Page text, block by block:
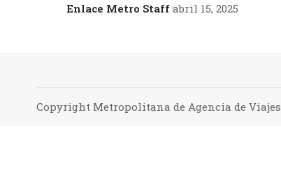
Enlace Metro Staff abril 15, 2025
Copyright Metropolitana de Agencia de Viajes